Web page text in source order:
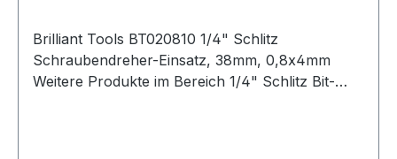
Brilliant Tools BT020810 1/4" Schlitz
Schraubendreher-Einsatz, 38mm, 0,8x4mm
Weitere Produkte im Bereich 1/4" Schlitz Bit-